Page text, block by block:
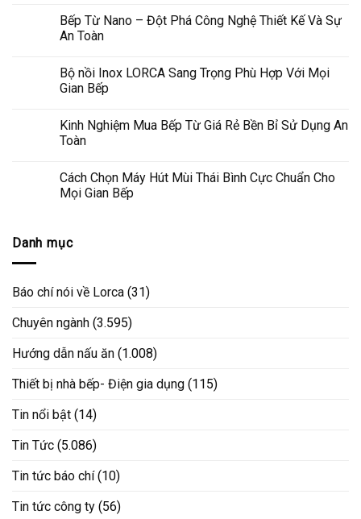
Bếp Từ Nano – Đột Phá Công Nghệ Thiết Kế Và Sự
An Toàn
Bộ nồi Inox LORCA Sang Trọng Phù Hợp Với Mọi
Gian Bếp
Kinh Nghiệm Mua Bếp Từ Giá Rẻ Bền Bỉ Sử Dụng An
Toàn
Cách Chọn Máy Hút Mùi Thái Bình Cực Chuẩn Cho
Mọi Gian Bếp
Danh mục
Báo chí nói về Lorca (31)
Chuyên ngành (3.595)
Hướng dẫn nấu ăn (1.008)
Thiết bị nhà bếp- Điện gia dụng (115)
Tin nổi bật (14)
Tin Tức (5.086)
Tin tức báo chí(10)
Tin tức công ty (56)